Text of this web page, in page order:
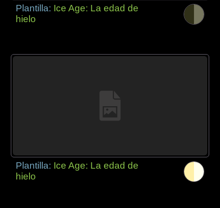
Plantilla: Ice Age: La edad de
hielo
Plantilla: Ice Age: La edad de
hielo